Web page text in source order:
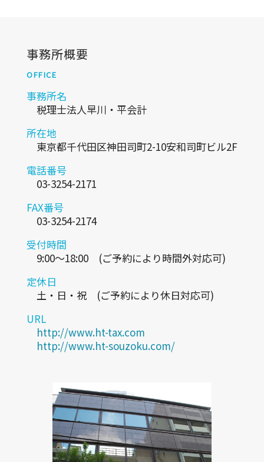
事務所概要
OFFICE
事務所名
税理士法人早川・平会計
所在地
東京都千代田区神田司町2-10安和司町ビル2F
電話番号
03-3254-2171
FAX番号
03-3254-2174
受付時間
9:00～18:00 (ご予約により時間外対応可)
定休日
土・日・祝 (ご予約により休日対応可)
URL
http://www.ht-tax.com
http://www.ht-souzoku.com/